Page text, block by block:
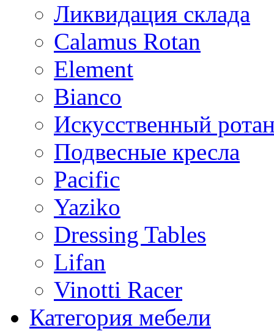
Ликвидация склада
Calamus Rotan
Element
Bianco
Искусственный
Подвесные кресла
Pacific
Yaziko
Dressing Tables
Lifan
Vinotti Racer
Категория мебели